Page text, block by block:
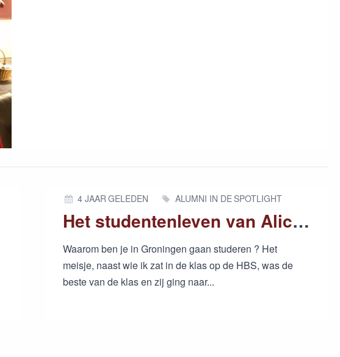
Het studentenleven van Alice Koopmans
4 JAAR GELEDEN ALUMNI IN DE SPOTLIGHT
Waarom ben je in Groningen gaan studeren ? Het
meisje, naast wie ik zat in de klas op de HBS, was de
beste van de klas en zij ging naar...